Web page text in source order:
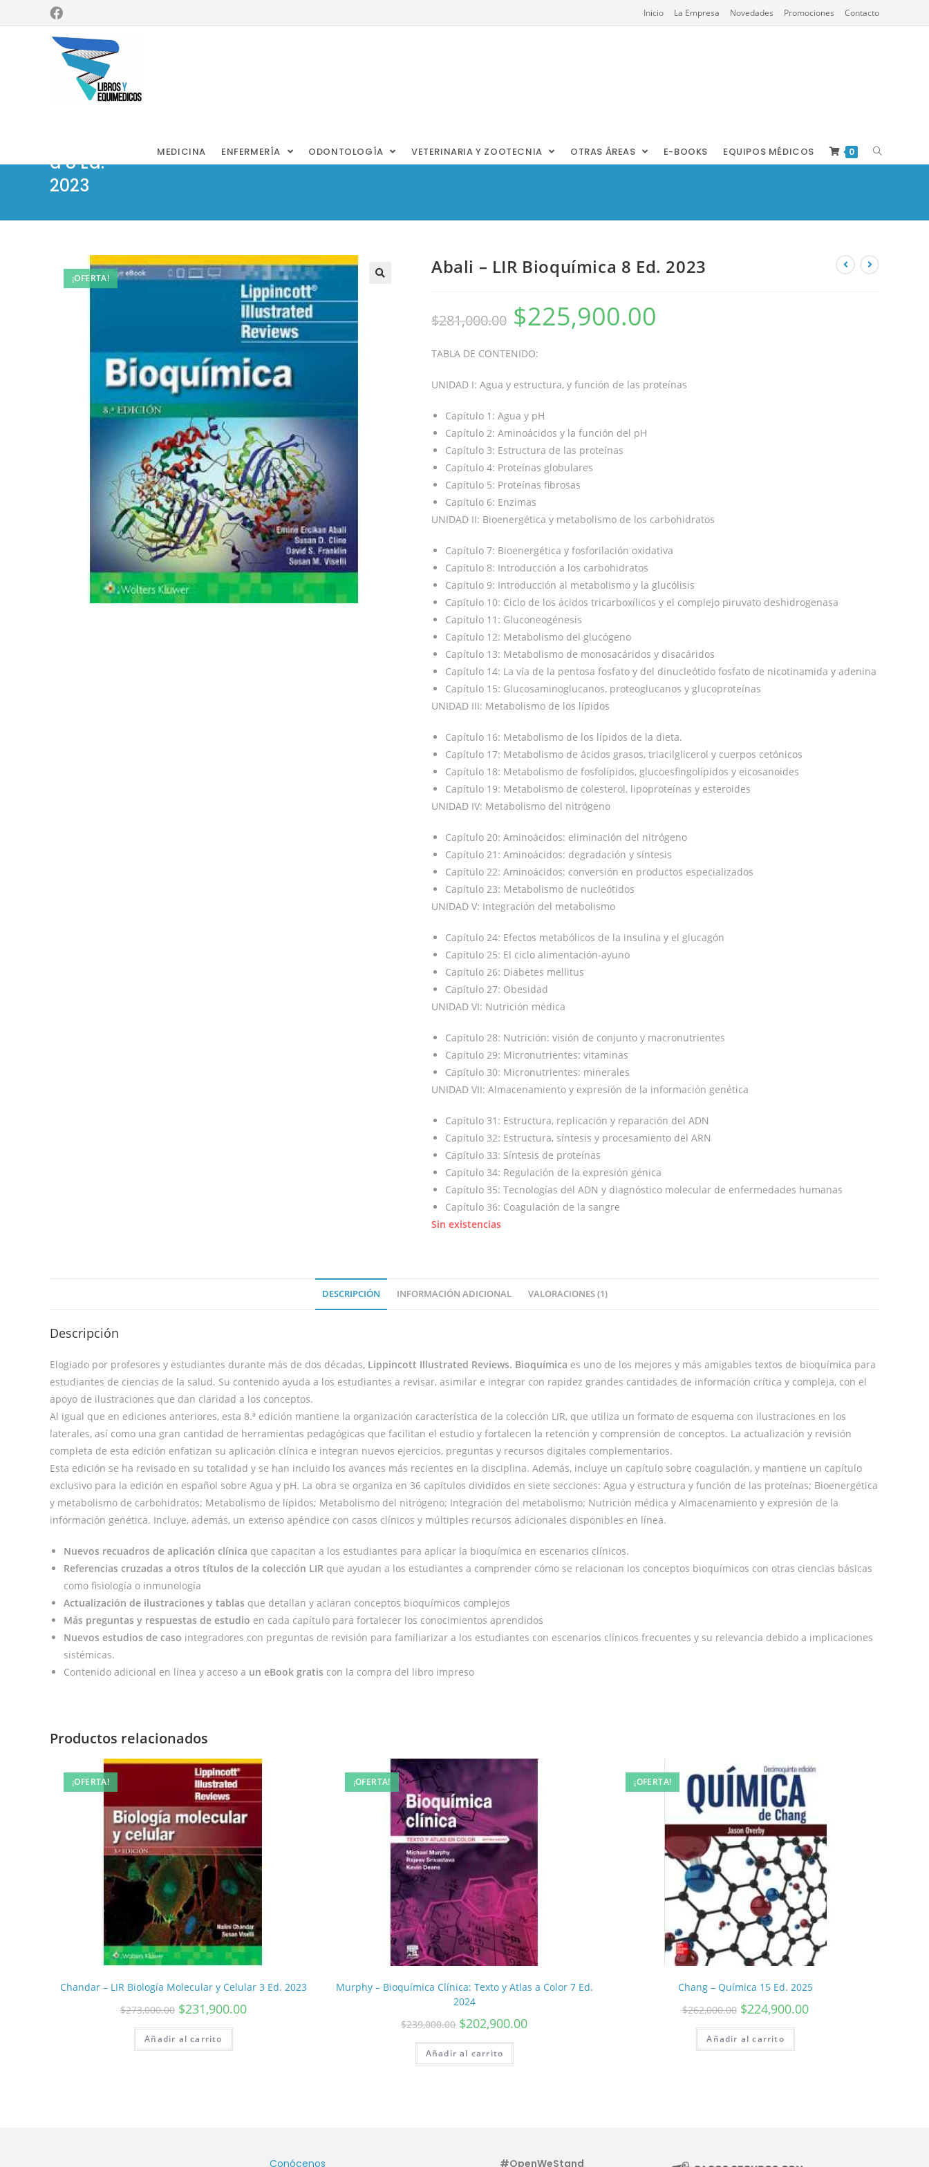
Inicio La Empresa Novedades Promociones Contacto
MEDICINA ENFERMERÍA ODONTOLOGÍA VETERINARIA Y ZOOTECNIA OTRAS ÁREAS E-BOOKS EQUIPOS MÉDICOS 0
a 8 Ed.
2023
¡OFERTA!
Abali – LIR Bioquímica 8 Ed. 2023
$281,000.00 $225,900.00
TABLA DE CONTENIDO:
UNIDAD I: Agua y estructura, y función de las proteínas
Capítulo 1: Agua y pH
Capítulo 2: Aminoácidos y la función del pH
Capítulo 3: Estructura de las proteínas
Capítulo 4: Proteínas globulares
Capítulo 5: Proteínas fibrosas
Capítulo 6: Enzimas
UNIDAD II: Bioenergética y metabolismo de los carbohidratos
Capítulo 7: Bioenergética y fosforilación oxidativa
Capítulo 8: Introducción a los carbohidratos
Capítulo 9: Introducción al metabolismo y la glucólisis
Capítulo 10: Ciclo de los ácidos tricarboxílicos y el complejo piruvato deshidrogenasa
Capítulo 11: Gluconeogénesis
Capítulo 12: Metabolismo del glucógeno
Capítulo 13: Metabolismo de monosacáridos y disacáridos
Capítulo 14: La vía de la pentosa fosfato y del dinucleótido fosfato de nicotinamida y adenina
Capítulo 15: Glucosaminoglucanos, proteoglucanos y glucoproteínas
UNIDAD III: Metabolismo de los lípidos
Capítulo 16: Metabolismo de los lípidos de la dieta.
Capítulo 17: Metabolismo de ácidos grasos, triacilglicerol y cuerpos cetónicos
Capítulo 18: Metabolismo de fosfolípidos, glucoesfingolípidos y eicosanoides
Capítulo 19: Metabolismo de colesterol, lipoproteínas y esteroides
UNIDAD IV: Metabolismo del nitrógeno
Capítulo 20: Aminoácidos: eliminación del nitrógeno
Capítulo 21: Aminoácidos: degradación y síntesis
Capítulo 22: Aminoácidos: conversión en productos especializados
Capítulo 23: Metabolismo de nucleótidos
UNIDAD V: Integración del metabolismo
Capítulo 24: Efectos metabólicos de la insulina y el glucagón
Capítulo 25: El ciclo alimentación-ayuno
Capítulo 26: Diabetes mellitus
Capítulo 27: Obesidad
UNIDAD VI: Nutrición médica
Capítulo 28: Nutrición: visión de conjunto y macronutrientes
Capítulo 29: Micronutrientes: vitaminas
Capítulo 30: Micronutrientes: minerales
UNIDAD VII: Almacenamiento y expresión de la información genética
Capítulo 31: Estructura, replicación y reparación del ADN
Capítulo 32: Estructura, síntesis y procesamiento del ARN
Capítulo 33: Síntesis de proteínas
Capítulo 34: Regulación de la expresión génica
Capítulo 35: Tecnologías del ADN y diagnóstico molecular de enfermedades humanas
Capítulo 36: Coagulación de la sangre
Sin existencias
DESCRIPCIÓN INFORMACIÓN ADICIONAL VALORACIONES (1)
Descripción
Elogiado por profesores y estudiantes durante más de dos décadas, Lippincott Illustrated Reviews. Bioquímica es uno de los mejores y más amigables textos de bioquímica para
estudiantes de ciencias de la salud. Su contenido ayuda a los estudiantes a revisar, asimilar e integrar con rapidez grandes cantidades de información crítica y compleja, con el
apoyo de ilustraciones que dan claridad a los conceptos.
Al igual que en ediciones anteriores, esta 8.ª edición mantiene la organización característica de la colección LIR, que utiliza un formato de esquema con ilustraciones en los
laterales, así como una gran cantidad de herramientas pedagógicas que facilitan el estudio y fortalecen la retención y comprensión de conceptos. La actualización y revisión
completa de esta edición enfatizan su aplicación clínica e integran nuevos ejercicios, preguntas y recursos digitales complementarios.
Esta edición se ha revisado en su totalidad y se han incluido los avances más recientes en la disciplina. Además, incluye un capítulo sobre coagulación, y mantiene un capítulo
exclusivo para la edición en español sobre Agua y pH. La obra se organiza en 36 capítulos divididos en siete secciones: Agua y estructura y función de las proteínas; Bioenergética
y metabolismo de carbohidratos; Metabolismo de lípidos; Metabolismo del nitrógeno; Integración del metabolismo; Nutrición médica y Almacenamiento y expresión de la
información genética. Incluye, además, un extenso apéndice con casos clínicos y múltiples recursos adicionales disponibles en línea.
Nuevos recuadros de aplicación clínica que capacitan a los estudiantes para aplicar la bioquímica en escenarios clínicos.
Referencias cruzadas a otros títulos de la colección LIR que ayudan a los estudiantes a comprender cómo se relacionan los conceptos bioquímicos con otras ciencias básicas
como fisiología o inmunología
Actualización de ilustraciones y tablas que detallan y aclaran conceptos bioquímicos complejos
Más preguntas y respuestas de estudio en cada capítulo para fortalecer los conocimientos aprendidos
Nuevos estudios de caso integradores con preguntas de revisión para familiarizar a los estudiantes con escenarios clínicos frecuentes y su relevancia debido a implicaciones
sistémicas.
Contenido adicional en línea y acceso a un eBook gratis con la compra del libro impreso
Productos relacionados
¡OFERTA!
Chandar – LIR Biología Molecular y Celular 3 Ed. 2023
$273,000.00 $231,900.00
Añadir al carrito
¡OFERTA!
Murphy – Bioquímica Clínica: Texto y Atlas a Color 7 Ed.
2024
$239,000.00 $202,900.00
Añadir al carrito
¡OFERTA!
Chang – Química 15 Ed. 2025
$262,000.00 $224,900.00
Añadir al carrito
Conócenos #OpenWeStand